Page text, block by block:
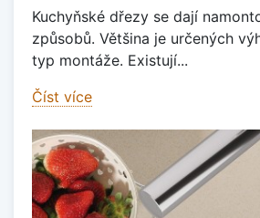
Kuchyňské dřezy se dají
způsobů. Většina je určených
typ montáže. Existují...
Číst více